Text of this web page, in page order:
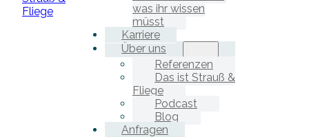
was ihr wissen
müsst
Karriere
Über uns
Referenzen
Das ist Strauß &
Fliege
Podcast
Blog
Anfragen